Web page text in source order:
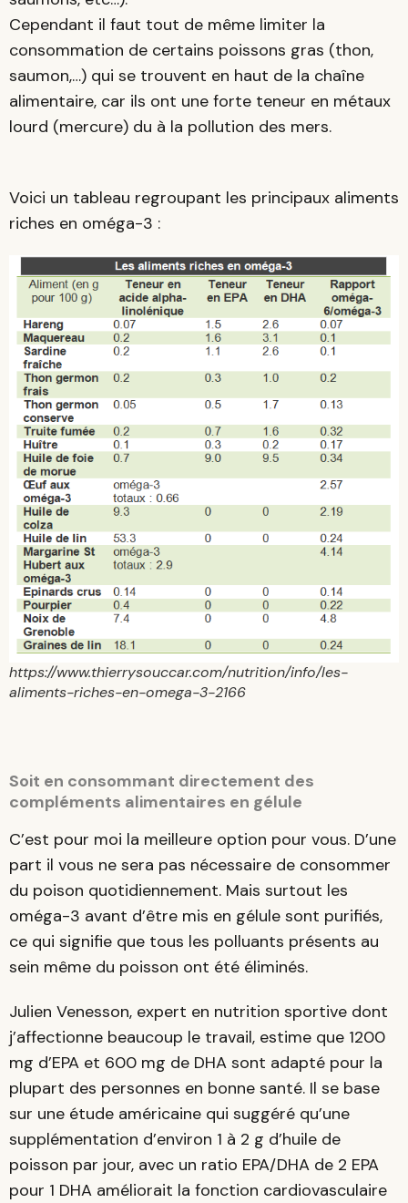
Cependant il faut tout de même limiter la
consommation de certains poissons gras (thon,
saumon,…) qui se trouvent en haut de la chaîne
alimentaire, car ils ont une forte teneur en métaux
lourd (mercure) du à la pollution des mers.
Voici un tableau regroupant les principaux aliments
riches en oméga-3 :
https://www.thierrysouccar.com/nutrition/info/les-
aliments-riches-en-omega-3-2166
Soit en consommant directement des
compléments alimentaires en gélule
C’est pour moi la meilleure option pour vous. D’une
part il vous ne sera pas nécessaire de consommer
du poison quotidiennement. Mais surtout les
oméga-3 avant d’être mis en gélule sont purifiés,
ce qui signifie que tous les polluants présents au
sein même du poisson ont été éliminés.
Julien Venesson, expert en nutrition sportive dont
j’affectionne beaucoup le travail, estime que 1200
mg d’EPA et 600 mg de DHA sont adapté pour la
plupart des personnes en bonne santé. Il se base
sur une étude américaine qui suggéré qu’une
supplémentation d’environ 1 à 2 g d’huile de
poisson par jour, avec un ratio EPA/DHA de 2 EPA
pour 1 DHA améliorait la fonction cardiovasculaire